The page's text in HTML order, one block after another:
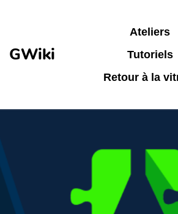
GWiki
Ateliers
Tutoriels
Retour à la